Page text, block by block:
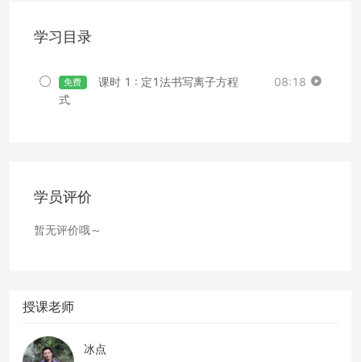
学习目录
免费
课时 1 : 定1法书写离子方程
式
08:18
学员评价
暂无评价哦～
授课老师
冰点